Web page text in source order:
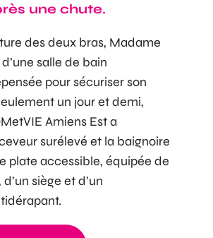
une chute.
des deux bras, Madame
salle de bain
pour sécuriser son
un jour et demi,
Amiens Est a
surélevé et la baignoire
plate accessible, équipée de
siège et d’un